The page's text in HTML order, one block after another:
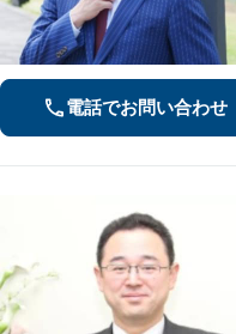
電話でお問い合わせ